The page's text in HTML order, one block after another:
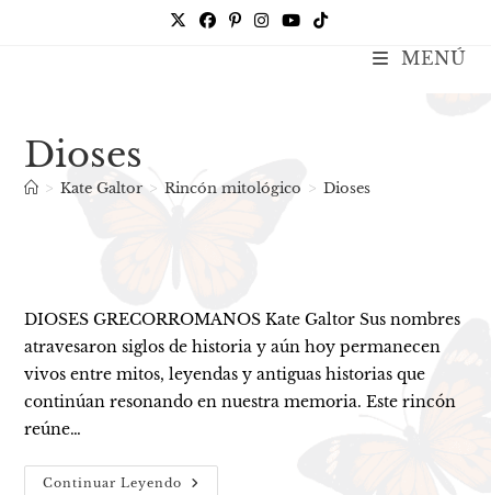
MENÚ
Dioses
> Kate Galtor > Rincón mitológico > Dioses
DIOSES GRECORROMANOS Kate Galtor Sus nombres
atravesaron siglos de historia y aún hoy permanecen
vivos entre mitos, leyendas y antiguas historias que
continúan resonando en nuestra memoria. Este rincón
reúne…
Continuar Leyendo Dioses